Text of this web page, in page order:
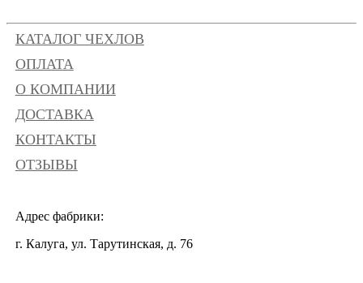
КАТАЛОГ ЧЕХЛОВ
ОПЛАТА
О КОМПАНИИ
ДОСТАВКА
КОНТАКТЫ
ОТЗЫВЫ
Адрес фабрики:
г. Калуга, ул. Тарутинская, д. 76